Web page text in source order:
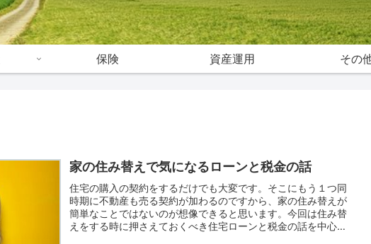
保険 資産運用 その
家の住み替えで気になるローンと税金の話
住宅の購入の契約をするだけでも大変です。そこにもう１つ同
時期に不動産も売る契約が加わるのですから、家の住み替えが
簡単なことではないのが想像できると思います。今回は住み替
えをする時に押さえておくべき住宅ローンと税金の話を中心に